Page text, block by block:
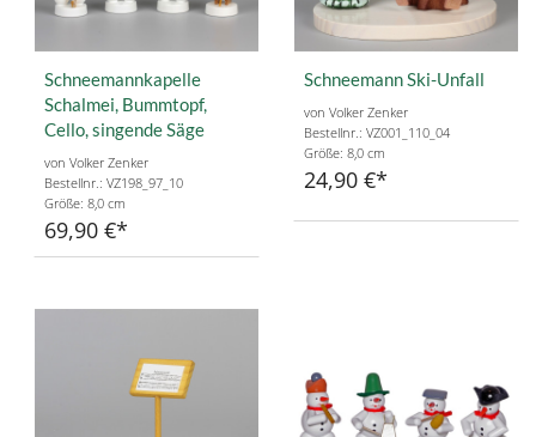
Schneemannkapelle
Schalmei, Bummtopf,
Cello, singende Säge
von Volker Zenker
Bestellnr.: VZ198_97_10
Größe: 8,0 cm
69,90 €
Schneemann Ski-Unfall
von Volker Zenker
Bestellnr.: VZ001_110_04
Größe: 8,0 cm
24,90 €